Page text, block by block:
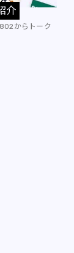
介
からトーク